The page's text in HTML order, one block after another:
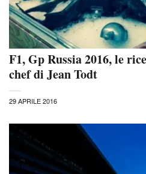
F1, Gp Russia 2016, le
chef di Jean Todt
29 APRILE 2016